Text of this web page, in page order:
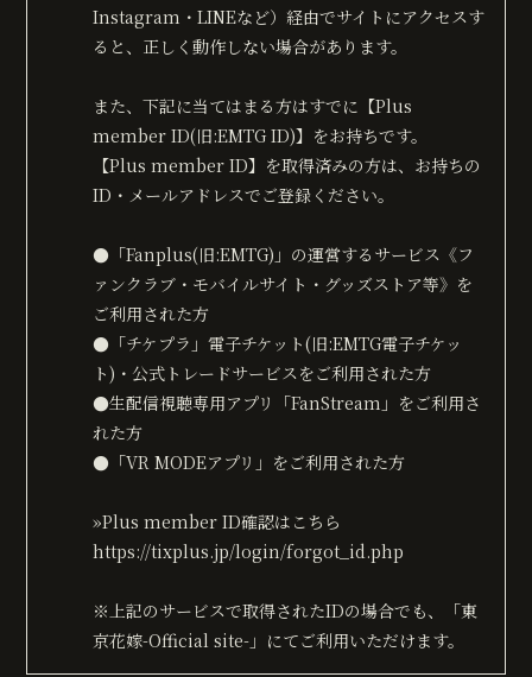
無料会員登録 ログイン
Instagram・LINEなど）経由でサイトにアクセスす
ると、正しく動作しない場合があります。
また、下記に当てはまる方はすでに【Plus
member ID(旧:EMTG ID)】をお持ちです。
【Plus member ID】を取得済みの方は、お持ちの
ID・メールアドレスでご登録ください。
●「Fanplus(旧:EMTG)」の運営するサービス《フ
ァンクラブ・モバイルサイト・グッズストア等》を
ご利用された方
●「チケプラ」電子チケット(旧:EMTG電子チケッ
ト)・公式トレードサービスをご利用された方
●生配信視聴専用アプリ「FanStream」をご利用さ
れた方
●「VR MODEアプリ」をご利用された方
»Plus member ID確認はこちら
https://tixplus.jp/login/forgot_id.php
※上記のサービスで取得されたIDの場合でも、「東
京花嫁-Official site-」にてご利用いただけます。